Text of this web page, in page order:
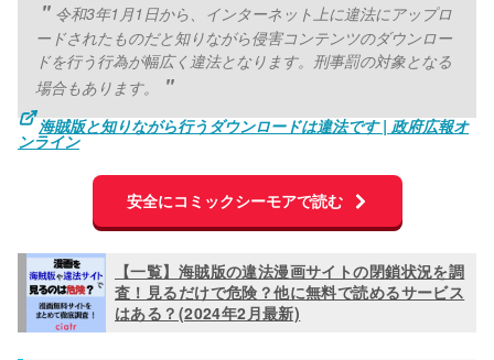
令和3年1月1日から、インターネット上に違法にアップロ
ードされたものだと知りながら侵害コンテンツのダウンロー
ドを行う行為が幅広く違法となります。刑事罰の対象となる
場合もあります。
海賊版と知りながら行うダウンロードは違法です | 政府広報オ
ンライン
安全にコミックシーモアで読む
【一覧】海賊版の違法漫画サイトの閉鎖状況を調
査！見るだけで危険？他に無料で読めるサービス
はある？(2024年2月最新)